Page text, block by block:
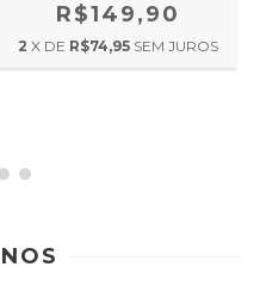
R$149,90
2 X DE R$74,95 SEM JUROS